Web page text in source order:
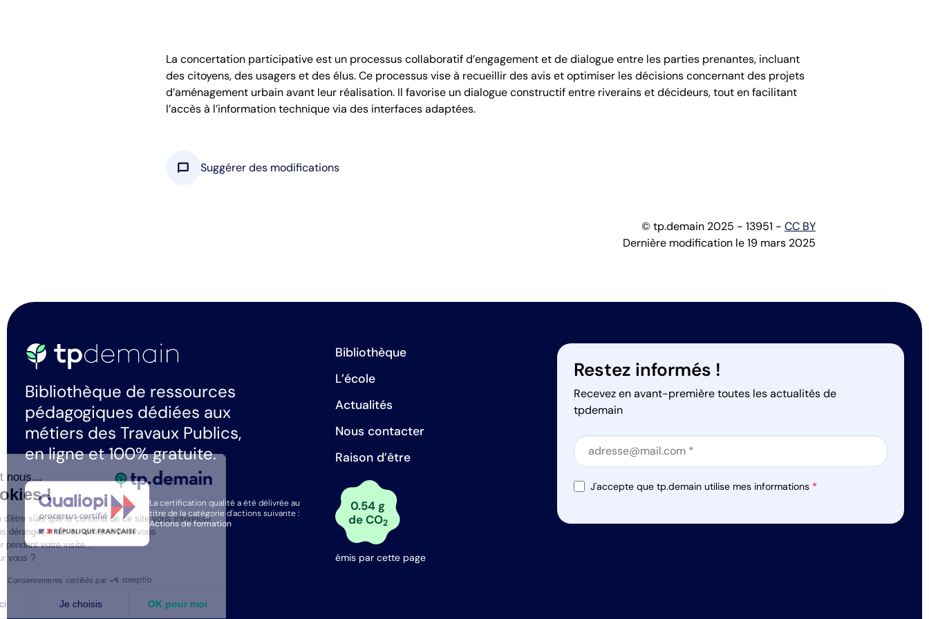
La concertation participative est un processus collaboratif d’engagement et de dialogue entre les parties prenantes, incluant
des citoyens, des usagers et des élus. Ce processus vise à recueillir des avis et optimiser les décisions concernant des projets
d’aménagement urbain avant leur réalisation. Il favorise un dialogue constructif entre riverains et décideurs, tout en facilitant
l’accès à l’information technique via des interfaces adaptées.
chat_bubble Suggérer des modifications
© tp.demain 2025 - 13951 - CC BY
Dernière modification le 19 mars 2025
Bibliothèque de ressources
pédagogiques dédiées aux
métiers des Travaux Publics,
en ligne et 100% gratuite.
La certification qualité a été délivrée au
titre de la catégorie d'actions suivante :
Actions de formation
Bibliothèque
L’école
Actualités
Nous contacter
Raison d’être
0.54 g
de CO2
émis par cette page
Restez informés !
Recevez en avant-première toutes les actualités de
tpdemain
Section
Section
J'accepte que tp.demain utilise mes informations *
Salut c'est nous...
les Cookies !
On a attendu d'être sûrs que le contenu de ce site vous intéresse
avant de vous déranger, mais on aimerait bien vous
accompagner pendant votre visite...
C'est OK pour vous ?
Consentements certifiés par
Non merci Je choisis